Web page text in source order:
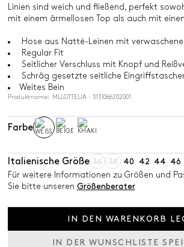
Linien sind weich und fließend, perfekt
mit einem ärmellosen Top als auch mit
Hose aus Natté-Leinen mit
Regular Fit
Seitlicher Verschluss mit Knopf und
Schräg gesetzte seitliche
Weites Bein
Produktname: MLLOTTELIA - 3131066202001
Farbe
Italienische Größe 36 38 40 42 44 46
Für weitere Informationen zu Größen und
Sie bitte unseren Größenberater
IN DEN WARENKORB
IN DER WUNSCHLISTE